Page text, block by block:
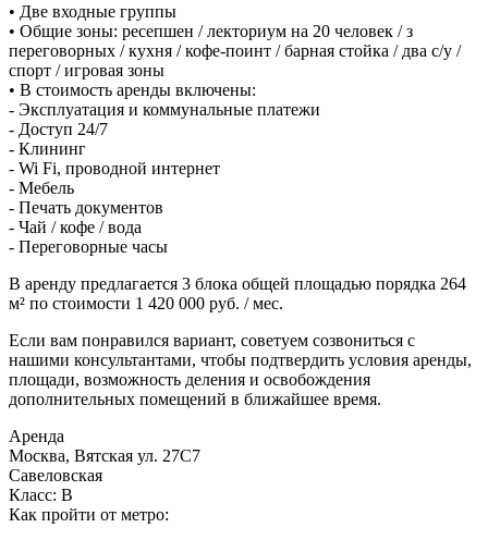
• Две входные группы
• Общие зоны: ресепшен / лекториум на 20 человек / з
переговорных / кухня / кофе-поинт / барная стойка / два с/у /
спорт / игровая зоны
• В стоимость аренды включены:
- Эксплуатация и коммунальные платежи
- Доступ 24/7
- Клининг
- Wi Fi, проводной интернет
- Мебель
- Печать документов
- Чай / кофе / вода
- Переговорные часы
В аренду предлагается 3 блока общей площадью порядка 264
м² по стоимости 1 420 000 руб. / мес.
Если вам понравился вариант, советуем созвониться с
нашими консультантами, чтобы подтвердить условия аренды,
площади, возможность деления и освобождения
дополнительных помещений в ближайшее время.
Аренда
Москва, Вятская ул. 27С7
Савеловская
Класс: В
Как пройти от метро: